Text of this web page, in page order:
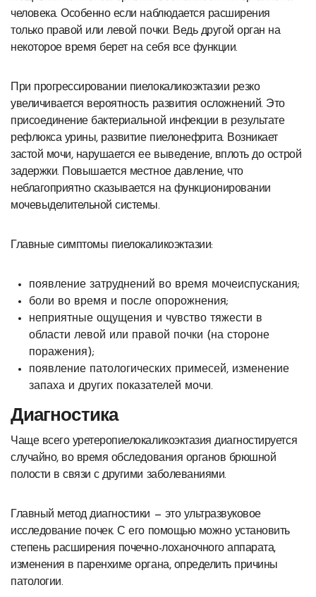
человека. Особенно если наблюдается расширения
только правой или левой почки. Ведь другой орган на
некоторое время берет на себя все функции.
При прогрессировании пиелокаликоэктазии резко
увеличивается вероятность развития осложнений. Это
присоединение бактериальной инфекции в результате
рефлюкса урины, развитие пиелонефрита. Возникает
застой мочи, нарушается ее выведение, вплоть до острой
задержки. Повышается местное давление, что
неблагоприятно сказывается на функционировании
мочевыделительной системы.
Главные симптомы пиелокаликоэктазии:
появление затруднений во время мочеиспускания;
боли во время и после опорожнения;
неприятные ощущения и чувство тяжести в
области левой или правой почки (на стороне
поражения);
появление патологических примесей, изменение
запаха и других показателей мочи.
Диагностика
Чаще всего уретеропиелокаликоэктазия диагностируется
случайно, во время обследования органов брюшной
полости в связи с другими заболеваниями.
Главный метод диагностики — это ультразвуковое
исследование почек. С его помощью можно установить
степень расширения почечно-лоханочного аппарата,
изменения в паренхиме органа, определить причины
патологии.